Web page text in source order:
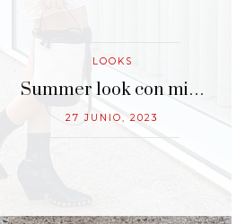
LOOKS
Summer look con mi…
27 JUNIO, 2023